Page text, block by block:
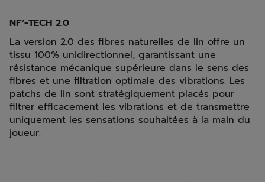
NF²-TECH 2.0
La version 2.0 des fibres naturelles de lin offre un
tissu 100% unidirectionnel, garantissant une
résistance mécanique supérieure dans le sens des
fibres et une filtration optimale des vibrations. Les
patchs de lin sont stratégiquement placés pour
filtrer efficacement les vibrations et de transmettre
uniquement les sensations souhaitées à la main du
joueur.